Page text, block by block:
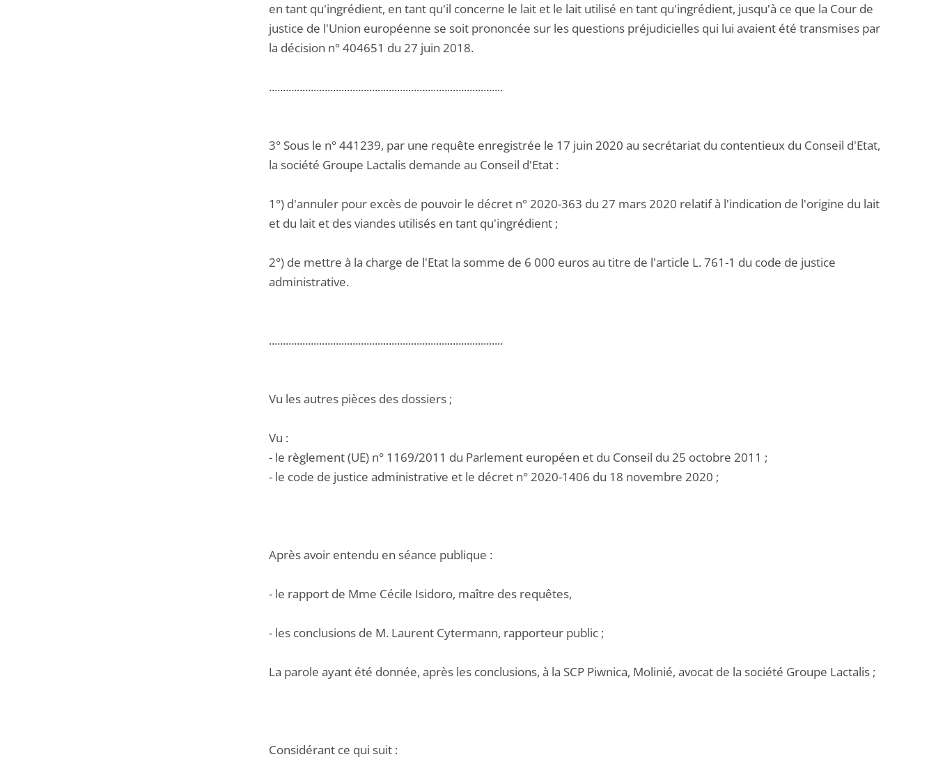
en tant qu'ingrédient, en tant qu'il concerne le lait et le lait utilisé en tant qu'ingrédient, jusqu'à ce que la Cour de
justice de l'Union européenne se soit prononcée sur les questions préjudicielles qui lui avaient été transmises par
la décision n° 404651 du 27 juin 2018.
....................................................................................
3° Sous le n° 441239, par une requête enregistrée le 17 juin 2020 au secrétariat du contentieux du Conseil d'Etat,
la société Groupe Lactalis demande au Conseil d'Etat :
1°) d'annuler pour excès de pouvoir le décret n° 2020-363 du 27 mars 2020 relatif à l'indication de l'origine du lait
et du lait et des viandes utilisés en tant qu'ingrédient ;
2°) de mettre à la charge de l'Etat la somme de 6 000 euros au titre de l'article L. 761-1 du code de justice
administrative.
....................................................................................
Vu les autres pièces des dossiers ;
Vu :
- le règlement (UE) n° 1169/2011 du Parlement européen et du Conseil du 25 octobre 2011 ;
- le code de justice administrative et le décret n° 2020-1406 du 18 novembre 2020 ;
Après avoir entendu en séance publique :
- le rapport de Mme Cécile Isidoro, maître des requêtes,
- les conclusions de M. Laurent Cytermann, rapporteur public ;
La parole ayant été donnée, après les conclusions, à la SCP Piwnica, Molinié, avocat de la société Groupe Lactalis ;
Considérant ce qui suit :